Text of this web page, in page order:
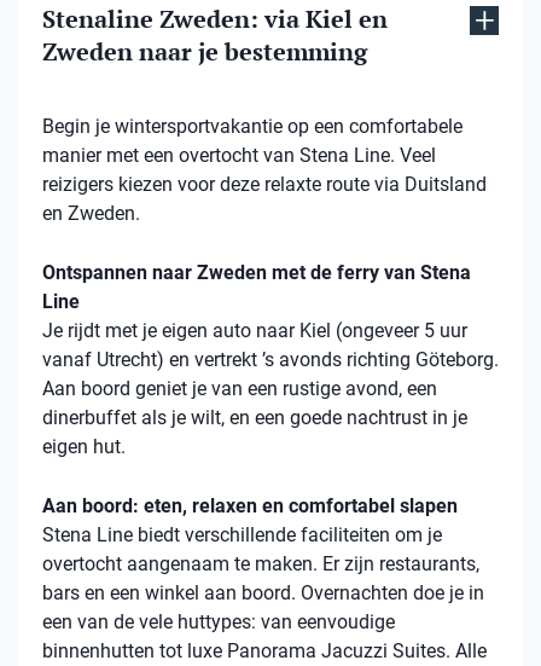
Stenaline Zweden: via Kiel en
Zweden naar je bestemming
Begin je wintersportvakantie op een comfortabele
manier met een overtocht van Stena Line. Veel
reizigers kiezen voor deze relaxte route via Duitsland
en Zweden.
Ontspannen naar Zweden met de ferry van Stena
Line
Je rijdt met je eigen auto naar Kiel (ongeveer 5 uur
vanaf Utrecht) en vertrekt ’s avonds richting Göteborg.
Aan boord geniet je van een rustige avond, een
dinerbuffet als je wilt, en een goede nachtrust in je
eigen hut.
Aan boord: eten, relaxen en comfortabel slapen
Stena Line biedt verschillende faciliteiten om je
overtocht aangenaam te maken. Er zijn restaurants,
bars en een winkel aan boord. Overnachten doe je in
een van de vele huttypes: van eenvoudige
binnenhutten tot luxe Panorama Jacuzzi Suites. Alle